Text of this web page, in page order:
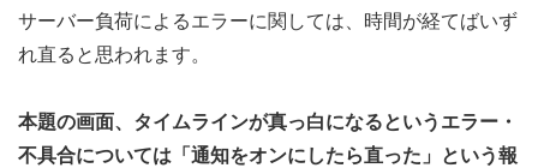
サーバー負荷によるエラーに関しては、時間が経てばいず
れ直ると思われます。
本題の画面、タイムラインが真っ白になるというエラー・
不具合については「通知をオンにしたら直った」という報